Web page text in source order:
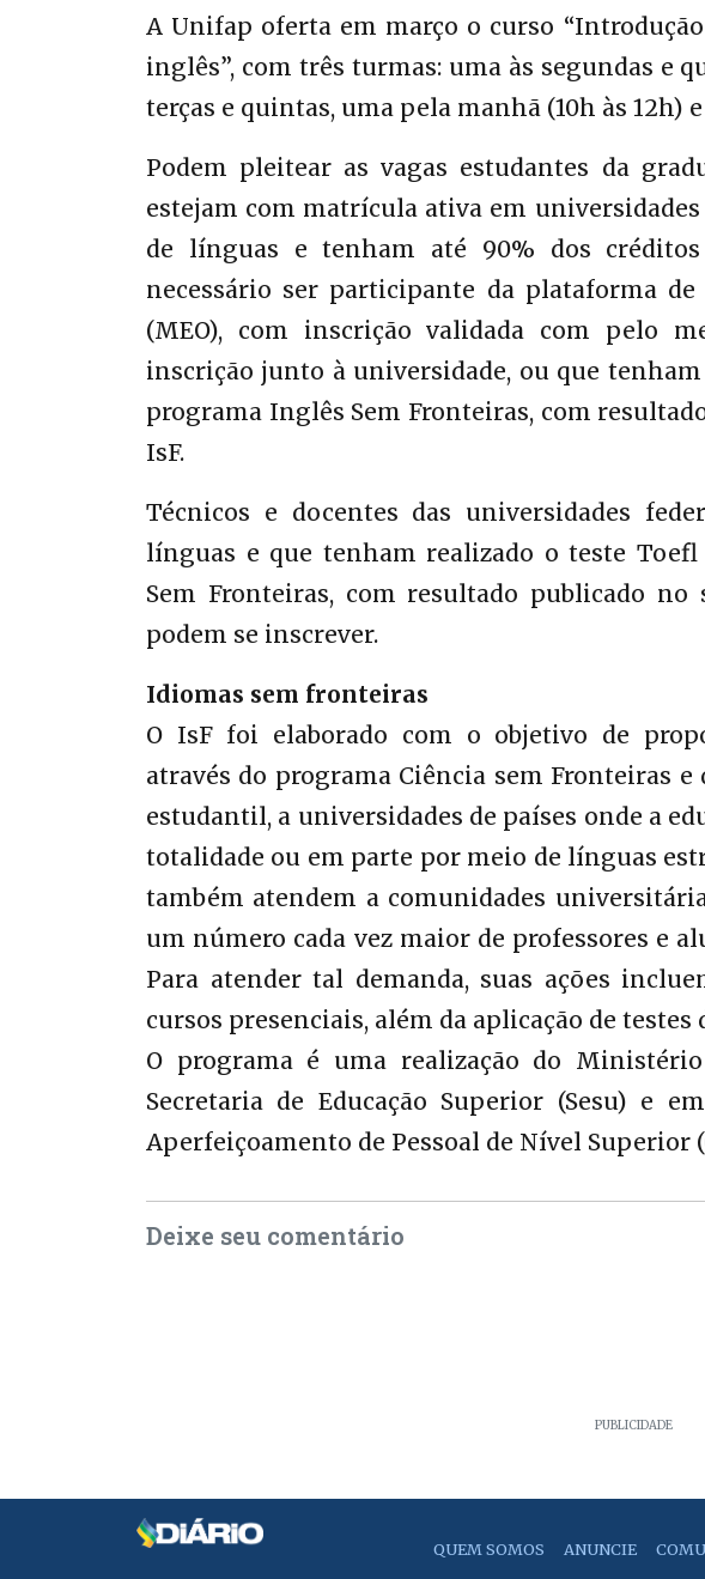
A Unifap oferta em março o curso
inglês”, com três turmas: uma às segundas e
terças e quintas, uma pela manhã (10h às 12h)
Podem pleitear as vagas estudantes da
estejam com matrícula ativa em
de línguas e tenham até 90% dos
necessário ser participante da plataforma
(MEO), com inscrição validada com pelo
inscrição junto à universidade, ou que
programa Inglês Sem Fronteiras, com
IsF.
Técnicos e docentes das universidades
línguas e que tenham realizado o teste
Sem Fronteiras, com resultado publicado no
podem se inscrever.
Idiomas sem fronteiras
O IsF foi elaborado com o objetivo de
através do programa Ciência sem Fronteiras
estudantil, a universidades de países onde a
totalidade ou em parte por meio de línguas
também atendem a comunidades
um número cada vez maior de professores e
Para atender tal demanda, suas ações
cursos presenciais, além da aplicação de testes
O programa é uma realização do
Secretaria de Educação Superior (Sesu) e
Aperfeiçoamento de Pessoal de Nível Superior
Deixe seu comentário
PUBLICIDADE
QUEM SOMOS ANUNCIE